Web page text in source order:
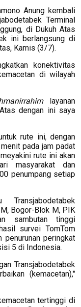
Anung kembali
Terminal
di Dukuh Atas
ini berlangsung di
Kamis (3/7).
konektivitas
di wilayah
layanan
dengan ini saya
rute ini, dengan
pada jam padat
rute ini akan
masyarakat dan
penumpang setiap
Bogor-Blok M, PIK
sambutan tinggi
survei TomTom
penurunan peringkat
5 di Indonesia.
Transjabodetabek
(kemacetan),"
tertinggi di